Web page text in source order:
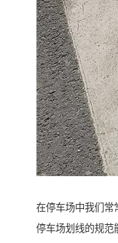
在停车场中我们常
停车场划线的规范